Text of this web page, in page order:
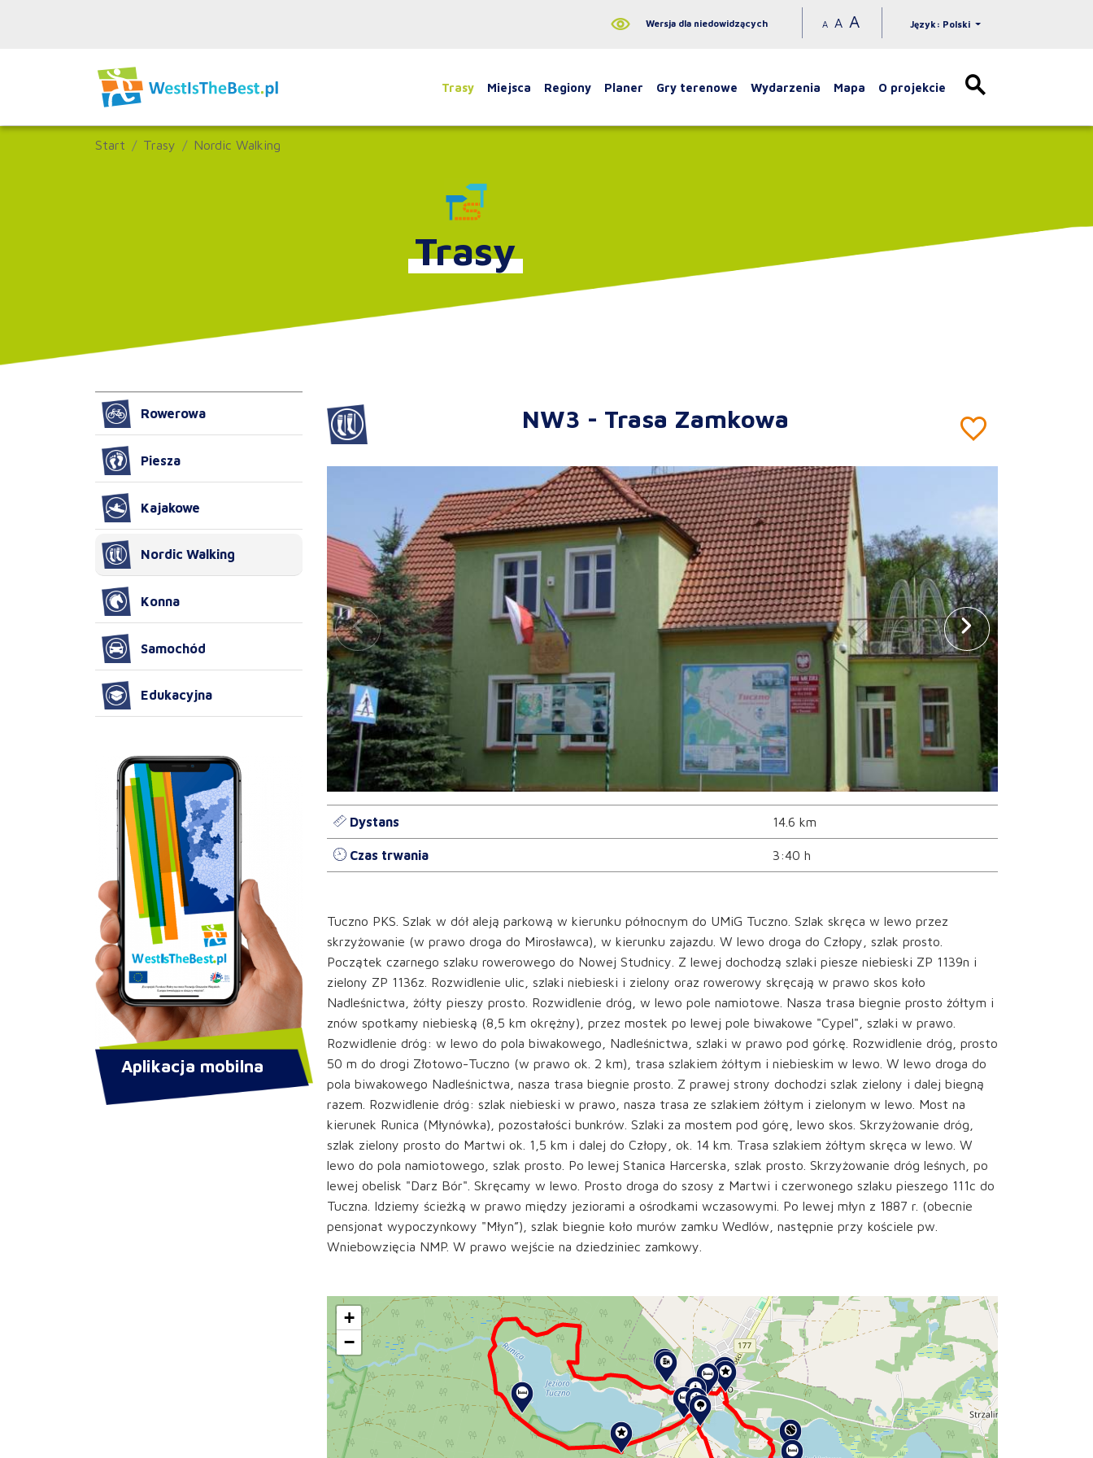
Wersja dla niedowidzących A A A Język: Polski
Trasy Miejsca Regiony Planer Gry terenowe Wydarzenia Mapa O projekcie
Start Trasy Nordic Walking
Trasy
NW3 - Trasa Zamkowa
Dystans 14.6 km
Czas trwania 3:40 h
Tuczno PKS. Szlak w dół aleją parkową w kierunku północnym do UMiG Tuczno. Szlak skręca w lewo przez
skrzyżowanie (w prawo droga do Mirosławca), w kierunku zajazdu. W lewo droga do Człopy, szlak prosto.
Początek czarnego szlaku rowerowego do Nowej Studnicy. Z lewej dochodzą szlaki piesze niebieski ZP 1139n i
zielony ZP 1136z. Rozwidlenie ulic, szlaki niebieski i zielony oraz rowerowy skręcają w prawo skos koło
Nadleśnictwa, żółty pieszy prosto. Rozwidlenie dróg, w lewo pole namiotowe. Nasza trasa biegnie prosto żółtym i
znów spotkamy niebieską (8,5 km okrężny), przez mostek po lewej pole biwakowe "Cypel", szlaki w prawo.
Rozwidlenie dróg: w lewo do pola biwakowego, Nadleśnictwa, szlaki w prawo pod górkę. Rozwidlenie dróg, prosto
50 m do drogi Złotowo-Tuczno (w prawo ok. 2 km), trasa szlakiem żółtym i niebieskim w lewo. W lewo droga do
pola biwakowego Nadleśnictwa, nasza trasa biegnie prosto. Z prawej strony dochodzi szlak zielony i dalej biegną
razem. Rozwidlenie dróg: szlak niebieski w prawo, nasza trasa ze szlakiem żółtym i zielonym w lewo. Most na
kierunek Runica (Młynówka), pozostałości bunkrów. Szlaki za mostem pod górę, lewo skos. Skrzyżowanie dróg,
szlak zielony prosto do Martwi ok. 1,5 km i dalej do Człopy, ok. 14 km. Trasa szlakiem żółtym skręca w lewo. W
lewo do pola namiotowego, szlak prosto. Po lewej Stanica Harcerska, szlak prosto. Skrzyżowanie dróg leśnych, po
lewej obelisk "Darz Bór". Skręcamy w lewo. Prosto droga do szosy z Martwi i czerwonego szlaku pieszego 111c do
Tuczna. Idziemy ścieżką w prawo między jeziorami a ośrodkami wczasowymi. Po lewej młyn z 1887 r. (obecnie
pensjonat wypoczynkowy "Młyn”), szlak biegnie koło murów zamku Wedlów, następnie przy kościele pw.
Wniebowzięcia NMP. W prawo wejście na dziedziniec zamkowy.
+
−
Rowerowa
Piesza
Kajakowe
Nordic Walking
Konna
Samochód
Edukacyjna
Aplikacja mobilna